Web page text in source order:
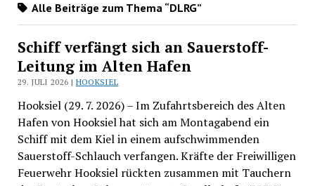
Alle Beiträge zum Thema “DLRG”
Schiff verfängt sich an Sauerstoff-
Leitung im Alten Hafen
29. JULI 2026 | HOOKSIEL
Hooksiel (29. 7. 2026) – Im Zufahrtsbereich des Alten
Hafen von Hooksiel hat sich am Montagabend ein
Schiff mit dem Kiel in einem aufschwimmenden
Sauerstoff-Schlauch verfangen. Kräfte der Freiwilligen
Feuerwehr Hooksiel rückten zusammen mit Tauchern